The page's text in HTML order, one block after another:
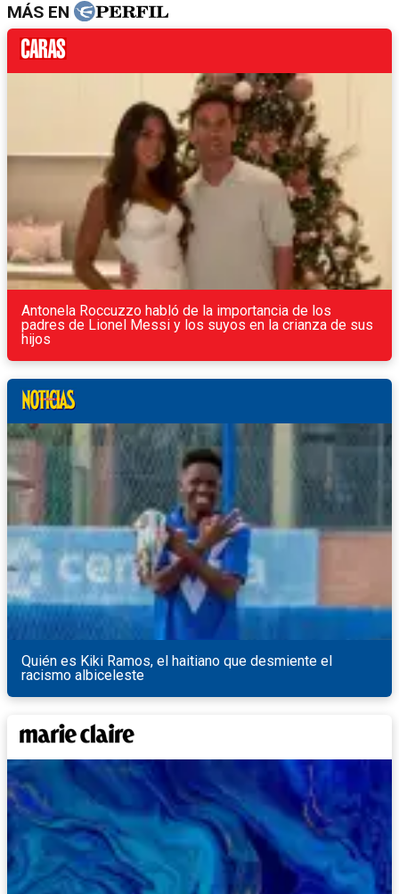
MÁS EN
Antonela Roccuzzo habló de la importancia de los
padres de Lionel Messi y los suyos en la crianza de sus
hijos
Quién es Kiki Ramos, el haitiano que desmiente el
racismo albiceleste